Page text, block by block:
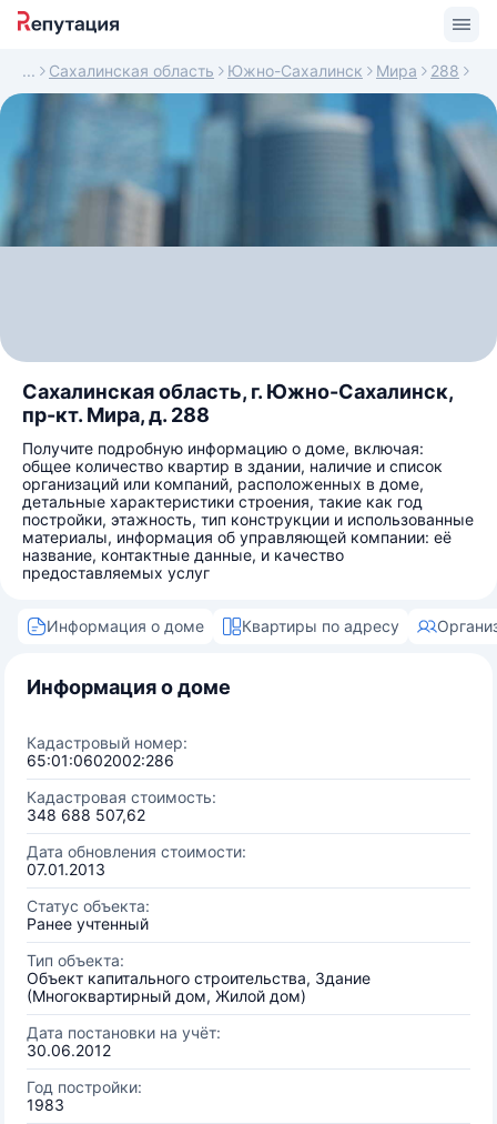
Сахалинская область Южно-Сахалинск Мира 288
Сахалинская область, г. Южно-Сахалинск,
пр-кт. Мира, д. 288
Получите подробную информацию о доме, включая:
общее количество квартир в здании, наличие и список
организаций или компаний, расположенных в доме,
детальные характеристики строения, такие как год
постройки, этажность, тип конструкции и использованные
материалы, информация об управляющей компании: её
название, контактные данные, и качество
предоставляемых услуг
Информация о доме Квартиры по адресу
Информация о доме
Кадастровый номер:
65:01:0602002:286
Кадастровая стоимость:
348 688 507,62
Дата обновления стоимости:
07.01.2013
Статус объекта:
Ранее учтенный
Тип объекта:
Объект капитального строительства, Здание
(Многоквартирный дом, Жилой дом)
Дата постановки на учёт:
30.06.2012
Год постройки:
1983